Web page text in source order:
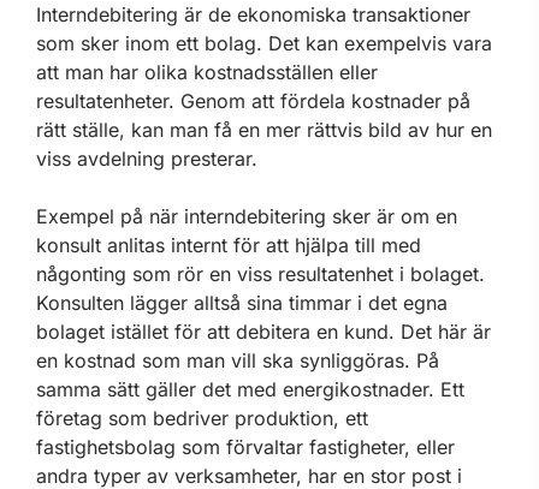
Interndebitering är de ekonomiska transaktioner
som sker inom ett bolag. Det kan exempelvis vara
att man har olika kostnadsställen eller
resultatenheter. Genom att fördela kostnader på
rätt ställe, kan man få en mer rättvis bild av hur en
viss avdelning presterar.
Exempel på när interndebitering sker är om en
konsult anlitas internt för att hjälpa till med
någonting som rör en viss resultatenhet i bolaget.
Konsulten lägger alltså sina timmar i det egna
bolaget istället för att debitera en kund. Det här är
en kostnad som man vill ska synliggöras. På
samma sätt gäller det med energikostnader. Ett
företag som bedriver produktion, ett
fastighetsbolag som förvaltar fastigheter, eller
andra typer av verksamheter, har en stor post i